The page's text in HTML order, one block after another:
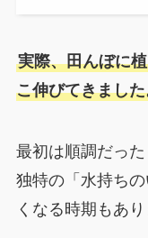
実際、田んぼに
こ伸びてきまし
最初は順調だっ
独特の「水持ち
くなる時期もあり